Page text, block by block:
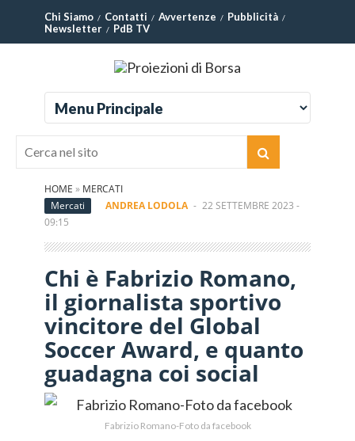
Chi Siamo Contatti Avvertenze
Pubblicità
Newsletter
PdB TV
HOME » MERCATI
Mercati
ANDREA LODOLA - 22 SETTEMBRE 2023 -
09:15
Chi è Fabrizio Romano,
il giornalista sportivo
vincitore del Global
Soccer Award, e quanto
guadagna coi social
Fabrizio Romano-Foto da facebook